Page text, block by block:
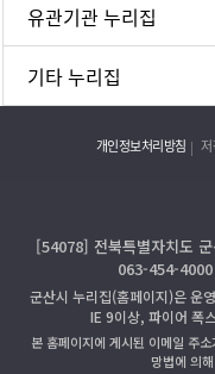
유관기관 누리집
기타 누리집
개인정보처리방침
[54078] 전북특별자치도
063-454-
군산시 누리집(홈페이지)은 운
IE 9이상, 파이어 폭
본 홈페이지에 게시된 이메일 주
망법에 의